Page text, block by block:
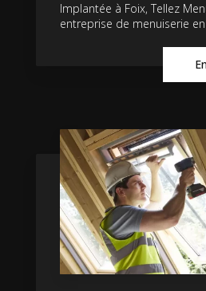
Implantée à Foix, Tellez
entreprise de menuiserie en